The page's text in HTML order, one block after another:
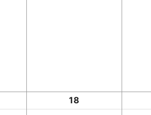
18